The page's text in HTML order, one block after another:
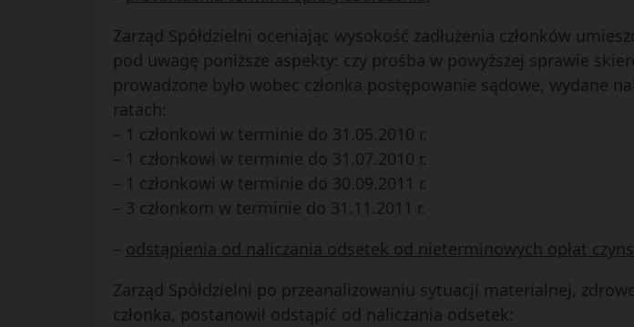
Zarząd Spółdzielni oceniając wysokość zadłużenia członków
pod uwagę poniższe aspekty: czy prośba w powyższej sprawie
prowadzone było wobec członka postępowanie sądowe, wydane
ratach:
– 1 członkowi w terminie do 31.05.2010 r.
– 1 członkowi w terminie do 31.07.2010 r.
– 1 członkowi w terminie do 30.09.2011 r.
– 3 członkom w terminie do 31.11.2011 r.
– odstąpienia od naliczania odsetek od nieterminowych opłat
Zarząd Spółdzielni po przeanalizowaniu sytuacji materialnej,
członka, postanowił odstąpić od naliczania odsetek: